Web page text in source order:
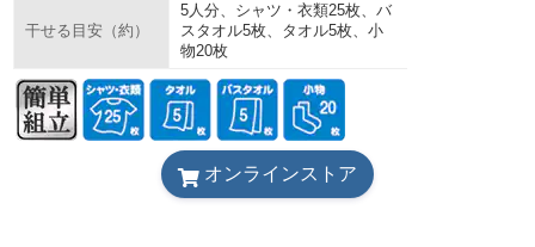
干せる目安（約）
5人分、シャツ・衣類25枚、バ
スタオル5枚、タオル5枚、小
物20枚
オンラインストア